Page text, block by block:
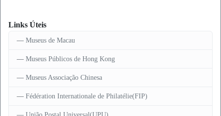
Links Úteis
Museus de Macau
Museus Públicos de Hong Kong
Museus Associação Chinesa
Fédération Internationale de Philatélie(FIP)